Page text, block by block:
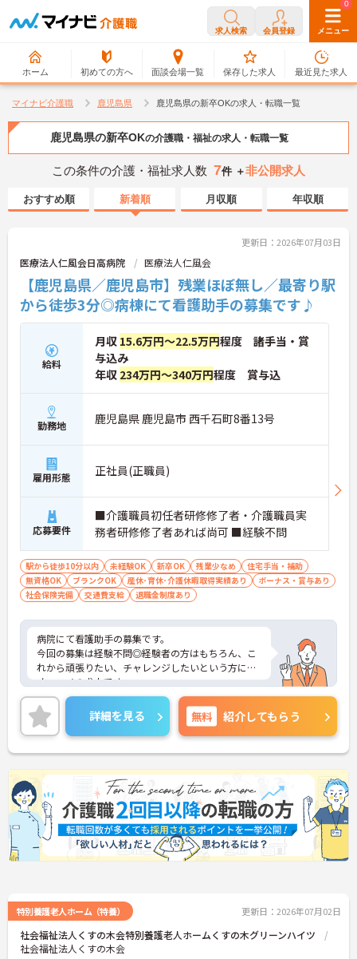
求人検索 会員登録 メニュー
ホーム 初めての方へ 面談会場一覧
0
保存した求人
0
最近見た求人
マイナビ介護職 鹿児島県 鹿児島県の新卒OKの求人・転職一覧
鹿児島県の新卒OKの介護職・福祉の求人・転職一覧
この条件の介護・福祉求人数 7件 ＋非公開求人
おすすめ順 新着順 月収順 年収順
更新日：2026年07月03日
医療法人仁風会日高病院 医療法人仁風会
【鹿児島県／鹿児島市】残業ほぼ無し／最寄り駅
から徒歩3分◎病棟にて看護助手の募集です♪
給料
月収 15.6万円～22.5万円程度 諸手当・賞
与込み
年収 234万円～340万円程度 賞与込
勤務地 鹿児島県 鹿児島市 西千石町8番13号
雇用形態 正社員(正職員)
応募要件
■介護職員初任者研修修了者・介護職員実
務者研修修了者あれば尚可 ■経験不問
駅から徒歩10分以内 未経験OK 新卒OK 残業少なめ
住宅手当・補助
無資格OK
ブランクOK 産休･育休･介護休暇取得実績あり
ボーナス・賞与あり
社会保険完備
交通費支給 退職金制度あり
病院にて看護助手の募集です。
今回の募集は経験不問◎経験者の方はもちろん、こ
れから頑張りたい、チャレンジしたいという方にも
オススメの求人です
残業が殆どないので徐々に慣れていく事ができる環
境です★
また最寄り駅より徒歩3分と好立地にあるので、通
勤のストレスが少ないのも嬉しいポイント♪
ご興味ある方には、面接対策ポイントなど、さらに
詳細をお話しいたしますのでお気軽にご相談くださ
い。
詳細を見る 無料 紹介してもらう
特別養護老人ホーム（特養） 更新日：2026年07月02日
社会福祉法人くすの木会特別養護老人ホームくすの木グリーンハイツ
社会福祉法人くすの木会